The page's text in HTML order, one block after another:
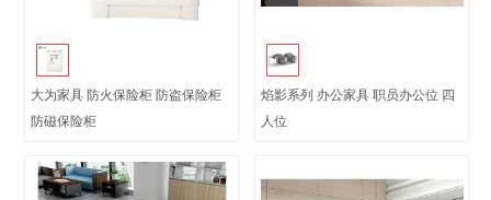
大为家具 防火保险柜 防盗保险柜
防磁保险柜
焰影系列 办公家具 职员办公位 四
人位